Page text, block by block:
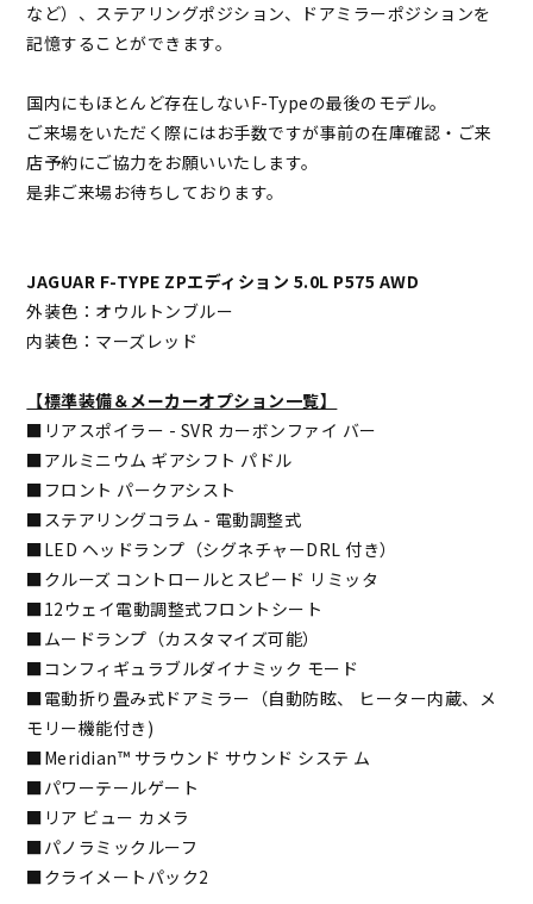
など）、ステアリングポジション、ドアミラーポジションを
記憶することができます。
国内にもほとんど存在しないF-Typeの最後のモデル。
ご来場をいただく際にはお手数ですが事前の在庫確認・ご来
店予約にご協力をお願いいたします。
是非ご来場お待ちしております。
JAGUAR F-TYPE ZPエディション 5.0L P575 AWD
外装色：オウルトンブルー
内装色：マーズレッド
【標準装備＆メーカーオプション一覧】
■リアスポイラー - SVR カーボンファイ バー
■アルミニウム ギアシフト パドル
■フロント パークアシスト
■ステアリングコラム - 電動調整式
■LED ヘッドランプ（シグネチャーDRL 付き）
■クルーズ コントロールとスピード リミッタ
■12ウェイ電動調整式フロントシート
■ムードランプ（カスタマイズ可能）
■コンフィギュラブルダイナミック モード
■電動折り畳み式ドアミラー（自動防眩、 ヒーター内蔵、メ
モリー機能付き)
■Meridian™ サラウンド サウンド システ ム
■パワーテールゲート
■リア ビュー カメラ
■パノラミックルーフ
■クライメートパック2